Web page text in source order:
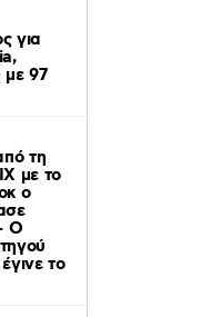
για
με 97
τη
με το
ο
Ο
το